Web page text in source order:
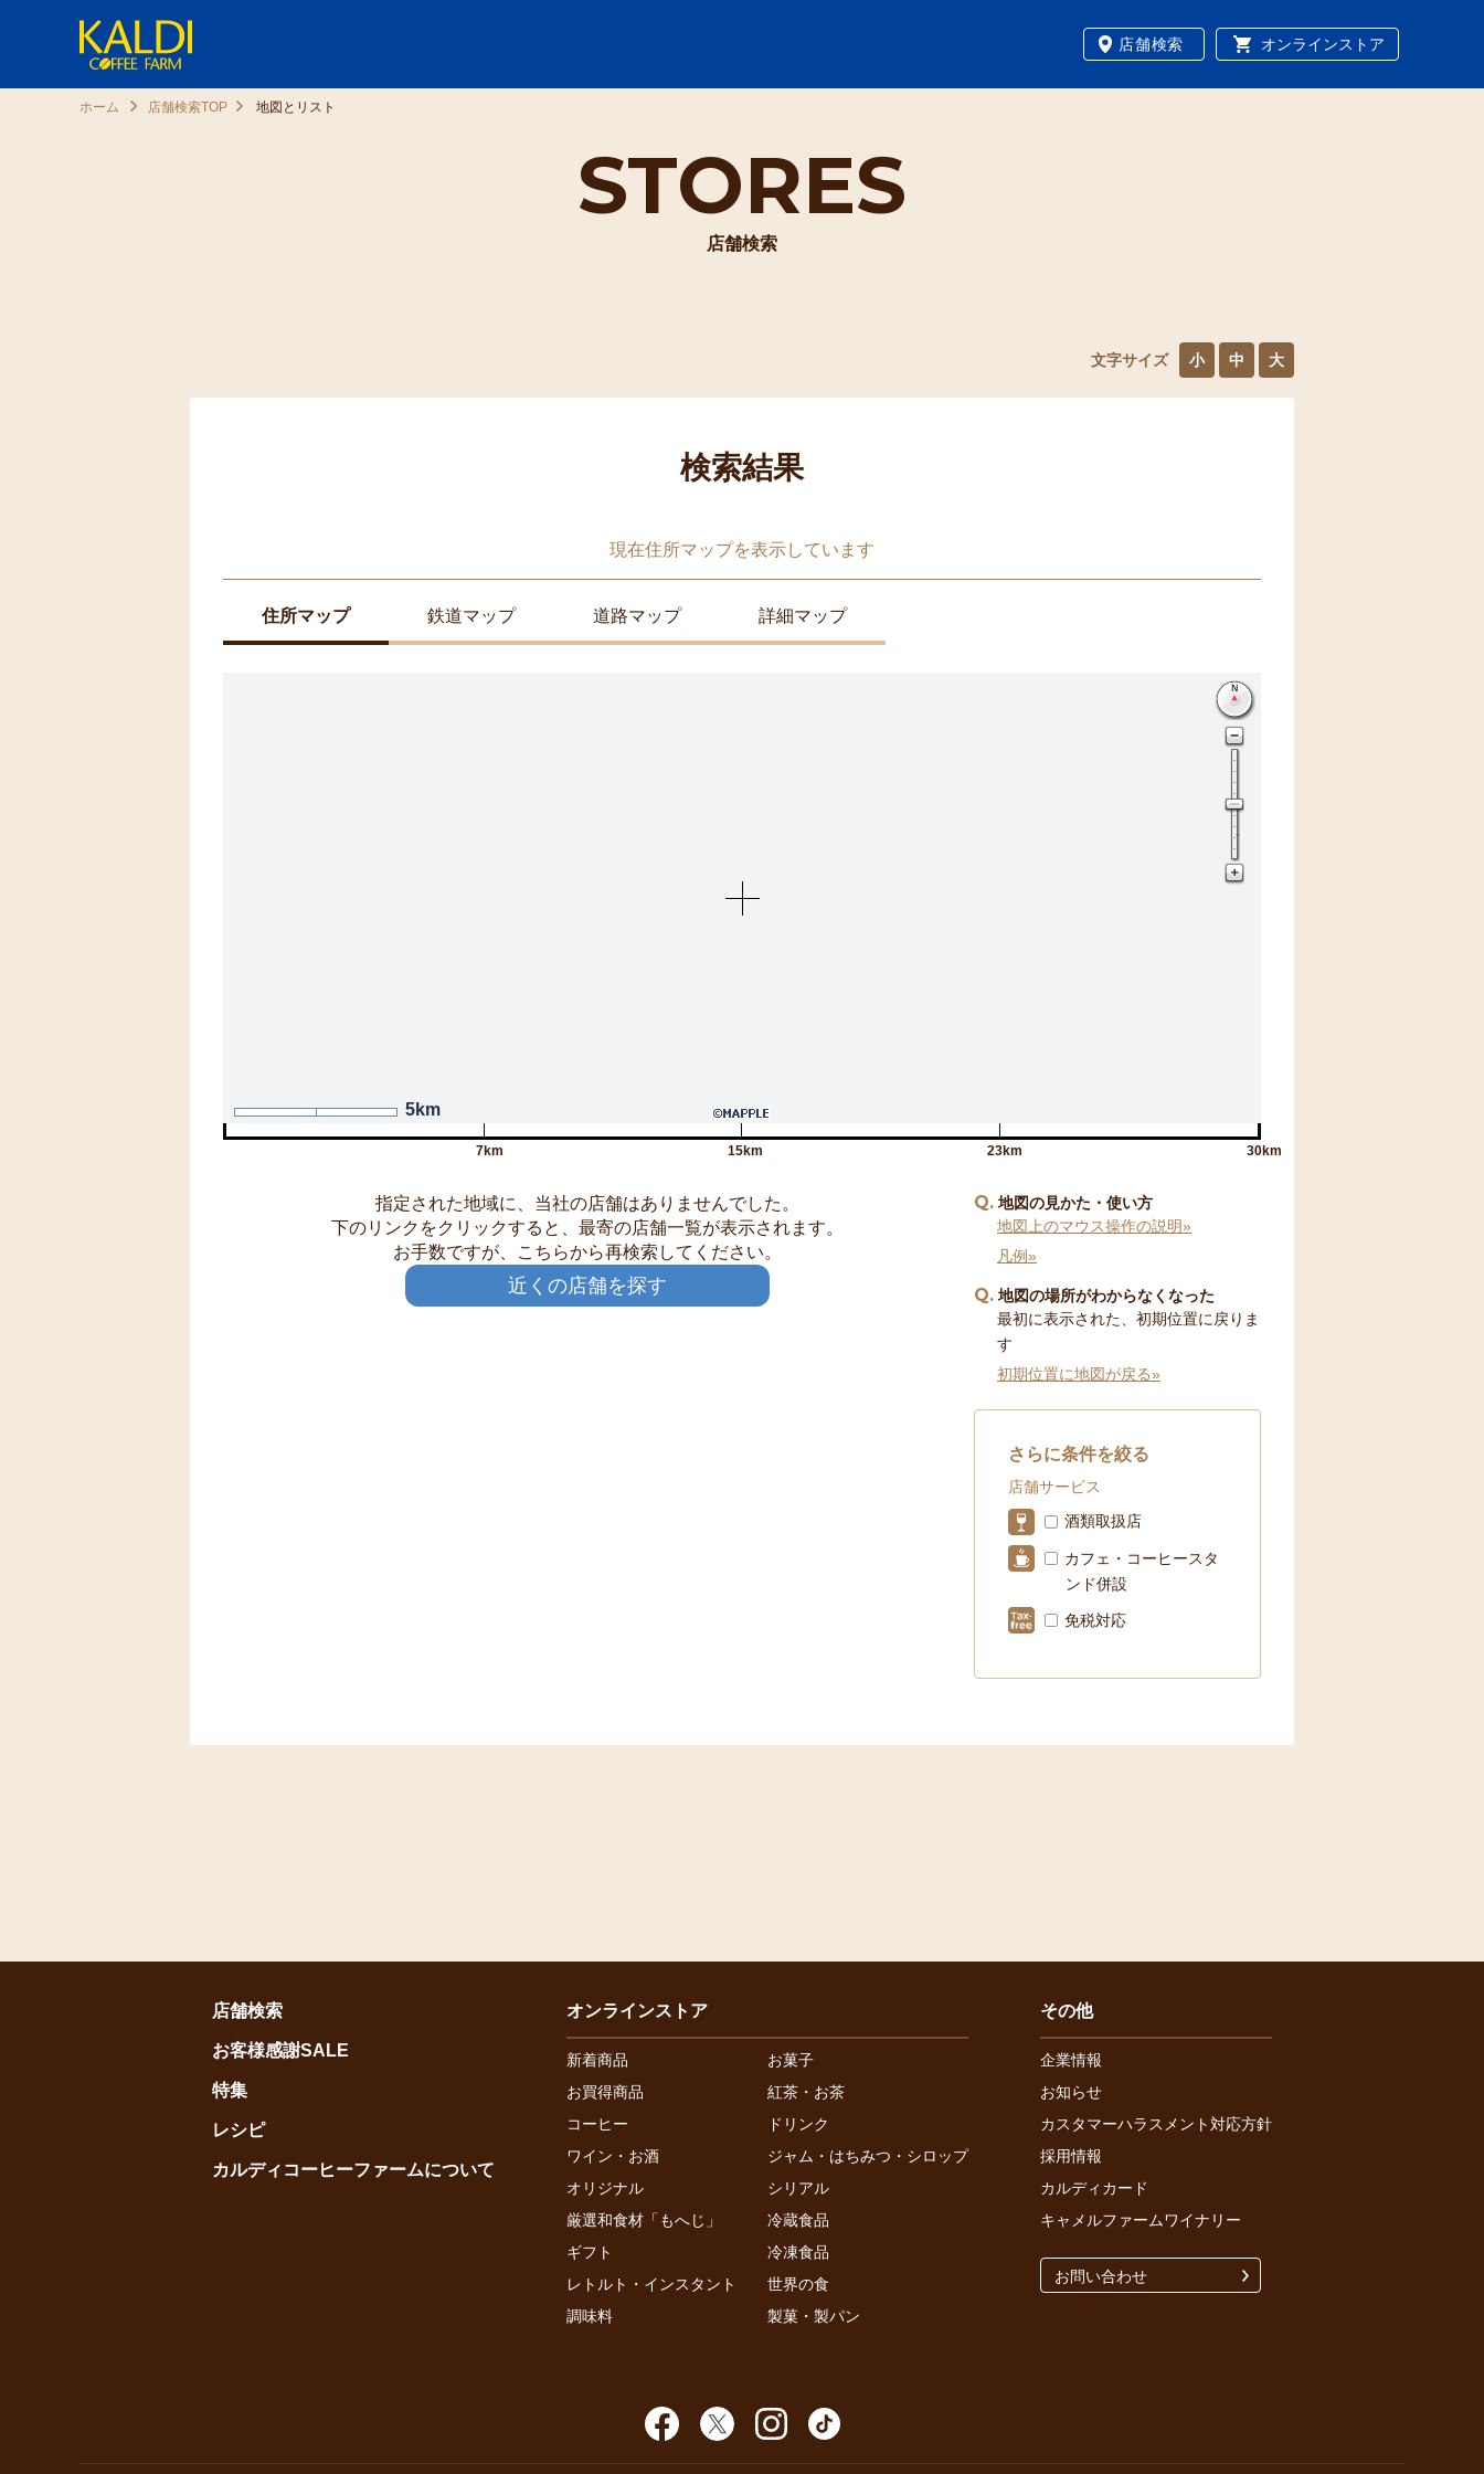
店舗検索 オンラインストア
STORES
店舗検索
ホーム 店舗検索TOP 地図とリスト
文字サイズ 小 中 大
検索結果
現在住所マップを表示しています
住所マップ 鉄道マップ 道路マップ 詳細マップ
5km
7km 15km 23km 30km
指定された地域に、当社の店舗はありませんでした。
下のリンクをクリックすると、最寄の店舗一覧が表示されます。
お手数ですが、こちらから再検索してください。
近くの店舗を探す
Q 地図の見かた・使い方
地図上のマウス操作の説明»
凡例»
Q 地図の場所がわからなくなった
最初に表示された、初期位置に戻りま
す
初期位置に地図が戻る»
さらに条件を絞る
店舗サービス
酒類取扱店
カフェ・コーヒースタ
ンド併設
免税対応
店舗検索
お客様感謝SALE
特集
レシピ
カルディコーヒーファームについて
オンラインストア
新着商品
お菓子
お買得商品
紅茶・お茶
コーヒー
ドリンク
ワイン・お酒
ジャム・はちみつ・シロップ
オリジナル
シリアル
厳選和食材「もへじ」
冷蔵食品
ギフト
冷凍食品
レトルト・インスタント
世界の食
調味料
製菓・製パン
その他
企業情報
お知らせ
カスタマーハラスメント対応方針
採用情報
カルディカード
キャメルファームワイナリー
お問い合わせ